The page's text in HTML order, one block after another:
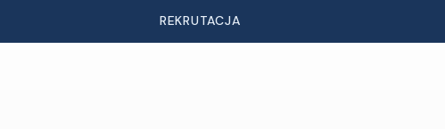
REKRUTACJA